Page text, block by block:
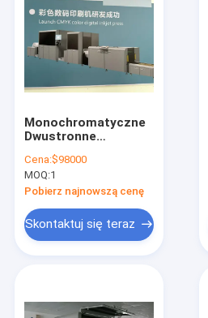
Monochromatyczne
Dwustronne
cyfrowa drukarka
wykorzystująca
interfejs operacji
wizualnej do
dostarczania i
etykietowania
Cena:$98000
MOQ:1
Pobierz najnowszą cenę
Skontaktuj się teraz